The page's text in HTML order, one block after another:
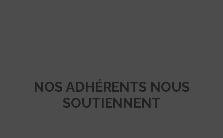
NOS ADHÉRENTS NOUS
SOUTIENNENT